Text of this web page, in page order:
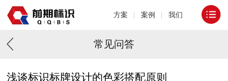
方案 案例 我们
常见问答
浅谈标识标牌设计的色彩搭配原则